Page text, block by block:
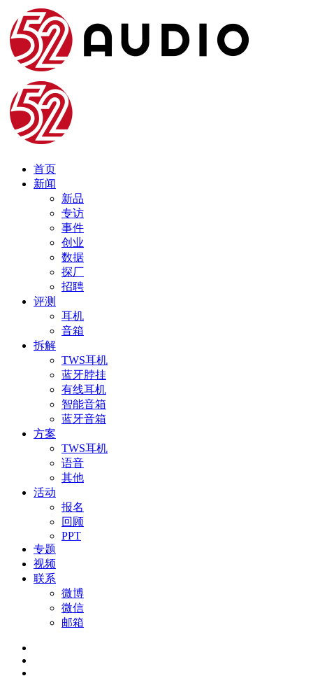
首页
新闻
新品
专访
事件
创业
数据
探厂
招聘
评测
耳机
音箱
拆解
TWS耳机
蓝牙脖挂
有线耳机
智能音箱
蓝牙音箱
方案
TWS耳机
语音
其他
活动
报名
回顾
PPT
专题
视频
联系
微博
微信
邮箱